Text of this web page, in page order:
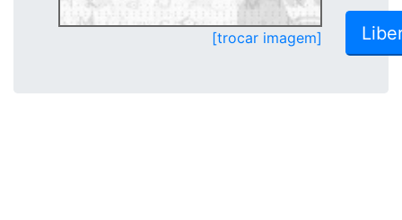
[trocar imagem]